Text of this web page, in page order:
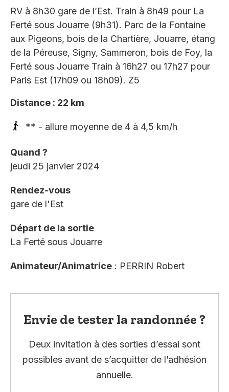
RV à 8h30 gare de l’Est. Train à 8h49 pour La
Ferté sous Jouarre (9h31). Parc de la Fontaine
aux Pigeons, bois de la Chartière, Jouarre, étang
de la Péreuse, Signy, Sammeron, bois de Foy, la
Ferté sous Jouarre Train à 16h27 ou 17h27 pour
Paris Est (17h09 ou 18h09). Z5
Distance : 22 km
** - allure moyenne de 4 à 4,5 km/h
Quand ?
jeudi 25 janvier 2024
Rendez-vous
gare de l'Est
Départ de la sortie
La Ferté sous Jouarre
Animateur/Animatrice : PERRIN Robert
Envie de tester la randonnée ?
Deux invitation à des sorties d’essai sont
possibles avant de s’acquitter de l’adhésion
annuelle.